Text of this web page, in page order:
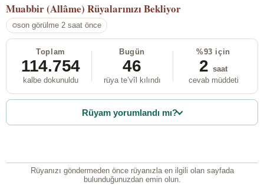
Muabbir (Allâme) Rüyalarınızı Bekliyor
son görülme 2 saat önce
Toplam
114.754
kalbe dokunuldu
Bugün
46
rüya te’vîl kılındı
%93 için
2 saat
cevab müddeti
Rüyam yorumlandı mı?
Rüyanızı göndermeden önce rüyanızla en ilgili olan sayfada
bulunduğunuzdan emin olun.